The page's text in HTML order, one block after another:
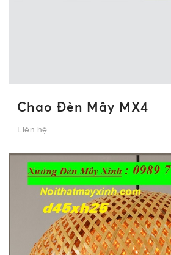
Chao Đèn Mây MX4
Liên hệ